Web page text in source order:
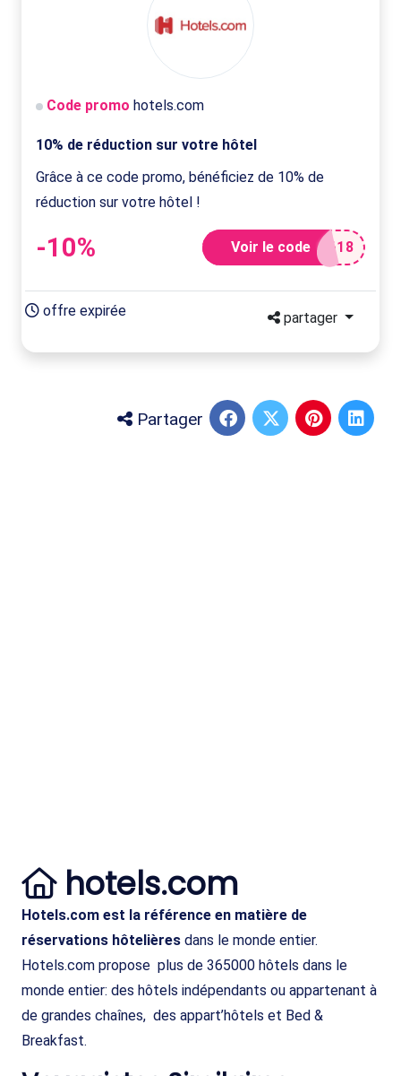
Code promo hotels.com
10% de réduction sur votre hôtel
Grâce à ce code promo, bénéficiez de 10% de
réduction sur votre hôtel !
-10% Voir le code 618
offre expirée partager
Partager
hotels.com
Hotels.com est la référence en matière de
réservations hôtelières dans le monde entier.
Hotels.com propose plus de 365000 hôtels dans le
monde entier: des hôtels indépendants ou appartenant à
de grandes chaînes, des appart’hôtels et Bed &
Breakfast.